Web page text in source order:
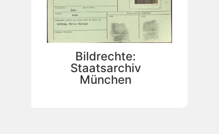
Bildrechte:
Staatsarchiv
München